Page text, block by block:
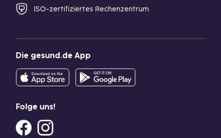
ISO-zertifiziertes Rechenzentrum
Die gesund.de App
Folge uns!